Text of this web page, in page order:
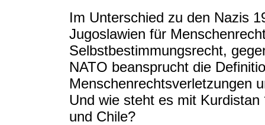
Im Unterschied zu den Nazis
Jugoslawien für
Selbstbestimmungsrecht,
NATO beansprucht die
Menschenrechtsverletzungen
Und wie steht es mit
und Chile?